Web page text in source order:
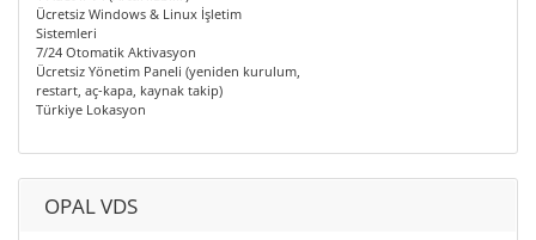
Ücretsiz Windows & Linux İşletim
Sistemleri
7/24 Otomatik Aktivasyon
Ücretsiz Yönetim Paneli (yeniden kurulum,
restart, aç-kapa, kaynak takip)
Türkiye Lokasyon
OPAL VDS